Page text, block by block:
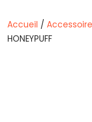
Accueil /
HONEYPUFF